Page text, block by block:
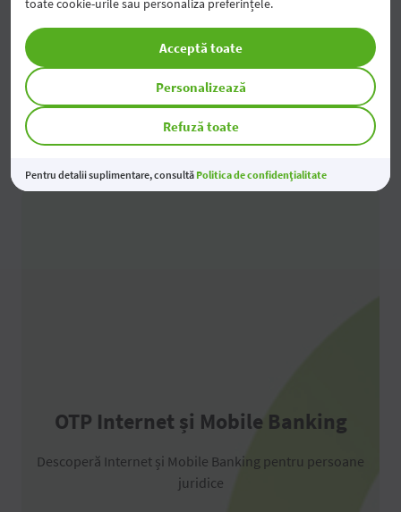
buletinul de identitate în original
Sucursale și ATM-uri
OTP Internet și Mobile Banking
Descoperă Internet și Mobile Banking pentru persoane
juridice
toate cookie-urile sau personaliza preferințele.
Refuză toate
Personalizează
Acceptă toate
Pentru detalii suplimentare, consultă Politica de confidențialitate